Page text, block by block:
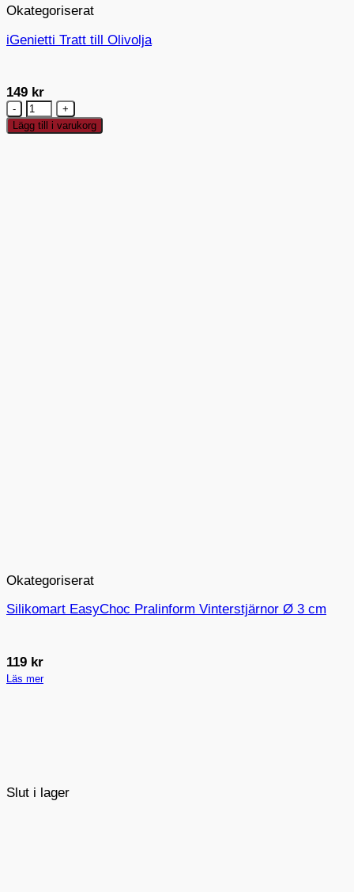
Okategoriserat
iGenietti Tratt till Olivolja
149 kr
iGenietti
Tratt
Lägg till i varukorg
Slut i lager
Okategoriserat
Silikomart EasyChoc Pralinform Vinterstjärnor Ø 3 cm
119 kr
Läs mer